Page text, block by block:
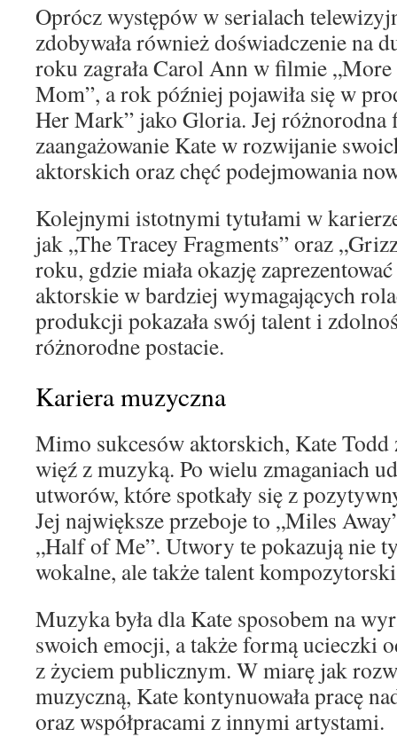
Oprócz występów w serialach
zdobywała również doświadczenie na
roku zagrała Carol Ann w filmie
Mom”, a rok później pojawiła się w
Her Mark” jako Gloria. Jej różnorodna
zaangażowanie Kate w rozwijanie
aktorskich oraz chęć podejmowania
Kolejnymi istotnymi tytułami w
jak „The Tracey Fragments” oraz
roku, gdzie miała okazję
aktorskie w bardziej wymagających
produkcji pokazała swój talent i
różnorodne postacie.
Kariera muzyczna
Mimo sukcesów aktorskich, Kate Todd
więź z muzyką. Po wielu zmaganiach
utworów, które spotkały się z
Jej największe przeboje to „Miles
„Half of Me”. Utwory te pokazują nie
wokalne, ale także talent
Muzyka była dla Kate sposobem na
swoich emocji, a także formą ucieczki
z życiem publicznym. W miarę jak
muzyczną, Kate kontynuowała pracę
oraz współpracami z innymi artystami.